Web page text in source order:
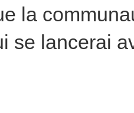
la
se lancerai